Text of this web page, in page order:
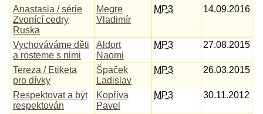
Anastasia / série
Zvonící cedry
Ruska
Megre
Vladimír
MP3 14.09.2016
Vychováváme děti
a rosteme s nimi
Aldort
Naomi
MP3 27.08.2015
Tereza / Etiketa
pro dívky
Špaček
Ladislav
MP3 26.03.2015
Respektovat a být
respektován
Kopřiva
Pavel
MP3 30.11.2012